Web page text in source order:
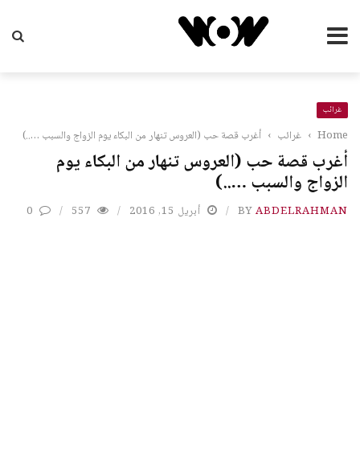
غرائب
Home
› غرائب › أغرب قصة حب (العروس تنهار من البكاء يوم الزواج والسبب …..)
أغرب قصة حب (العروس تنهار من البكاء يوم
الزواج والسبب …..)
BYABDELRAHMAN أبريل 15, 2016 557
0